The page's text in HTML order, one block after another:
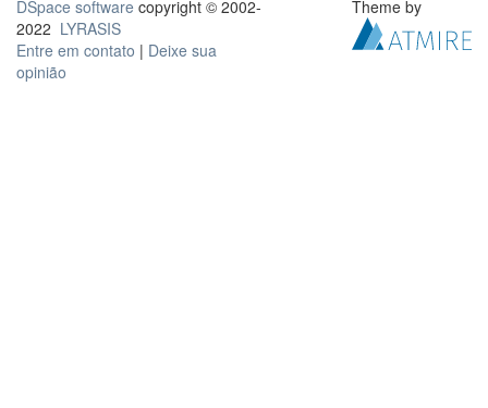
DSpace software copyright © 2002-
2022 LYRASIS
Entre em contato | Deixe sua
opinião
Theme by